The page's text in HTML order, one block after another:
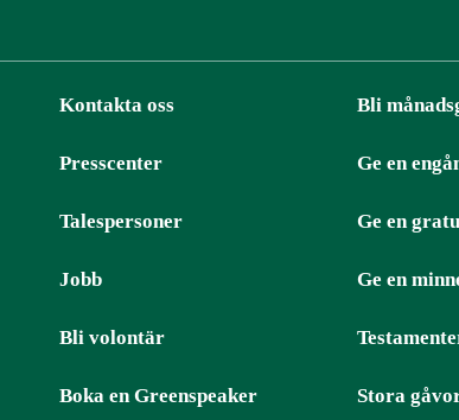
Kontakta oss
Presscenter
Talespersoner
Jobb
Bli volontär
Boka en Greenspeaker
Bli
Ge en
Ge en
Ge en
Stora